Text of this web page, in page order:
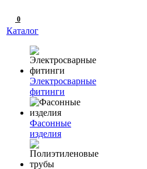
0
Каталог
Электросварные
фитинги
Фасонные
изделия